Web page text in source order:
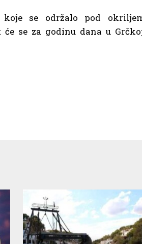
koje se održalo pod
će se za godinu dana u